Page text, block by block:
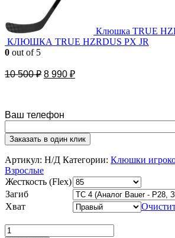
Клюшка TRUE
КЛЮШКА TRUE HZRDUS PX JR
0 out of 5
10 500₽ 8 990 ₽
Ваш телефон
Артикул: Н/Д Категории: Клюшки
Взрослые
Жесткость (Flex)
Загиб
Хват